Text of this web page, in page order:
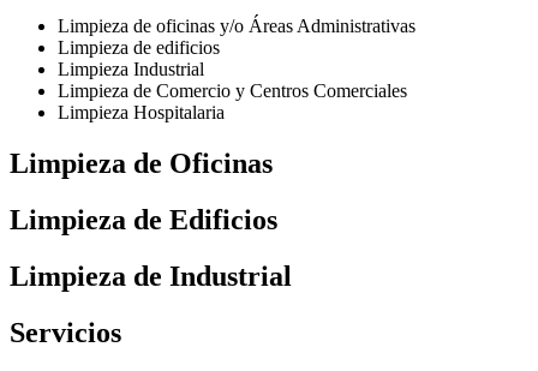
Limpieza de oficinas y/o Áreas Administrativas
Limpieza de edificios
Limpieza Industrial
Limpieza de Comercio y Centros Comerciales
Limpieza Hospitalaria
Limpieza de Oficinas
Limpieza de Edificios
Limpieza de Industrial
Servicios